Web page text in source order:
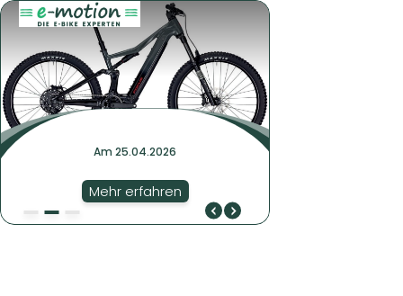
Am 25.04.2026
Mehr erfahren